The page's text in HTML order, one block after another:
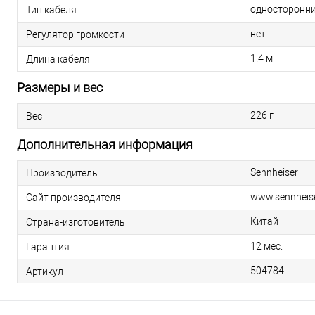
Тип кабеля
Регулятор громкости нет
Длина кабеля 1.4 м
Размеры и вес
Вес 226 г
Дополнительная информация
Производитель Sennheiser
Сайт производителя
Страна-изготовитель Китай
Гарантия 12 мес.
Артикул 504784